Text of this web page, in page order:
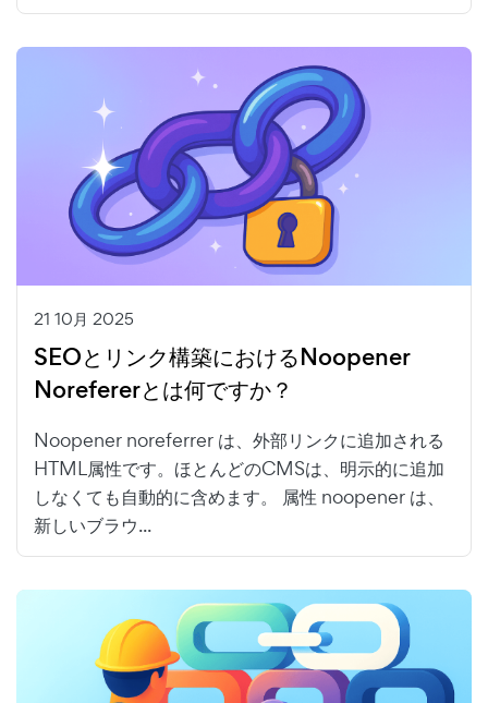
21 10月 2025
SEOとリンク構築におけるNoopener
Norefererとは何ですか？
Noopener noreferrer は、外部リンクに追加される
HTML属性です。ほとんどのCMSは、明示的に追加
しなくても自動的に含めます。 属性 noopener は、
新しいブラウ...